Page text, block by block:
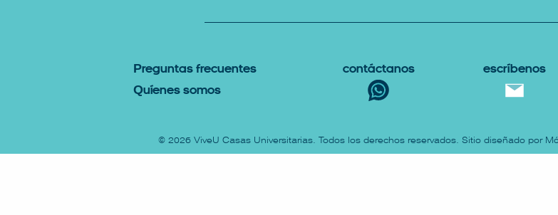
Preguntas Frecuentes
Quíenes somos
Contáctanos escríbenos
© 2026 ViveU Casas Universitarias. Todos los derechos reservados. Sitio diseñado por